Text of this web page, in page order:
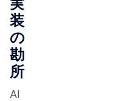
装
の
勘
所
AI